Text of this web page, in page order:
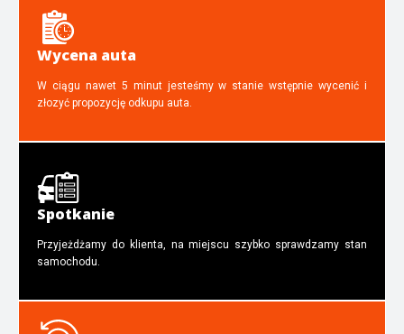
Wycena auta
W ciągu nawet 5 minut jesteśmy w stanie wstępnie wycenić i
złozyć propozycję odkupu auta.
Spotkanie
Przyjeżdżamy do klienta, na miejscu szybko sprawdzamy stan
samochodu.